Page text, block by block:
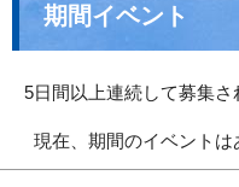
期間イベント
5日間以上連続して募集さ
現在、期間のイベントは